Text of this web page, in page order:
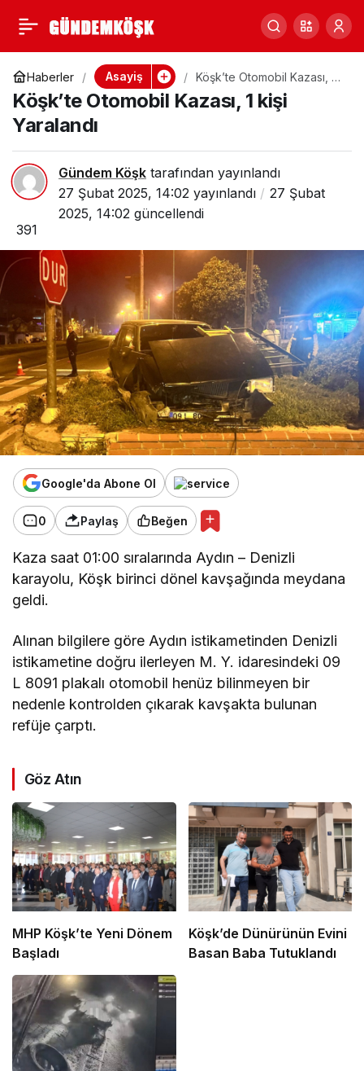
Haberler Asayiş
Köşk’te Otomobil Kazası, 1
kişi Yaralandı
Köşk’te Otomobil Kazası, 1 kişi
Yaralandı
Gündem Köşk tarafından yayınlandı
27 Şubat 2025, 14:02 yayınlandı
27 Şubat
2025, 14:02 güncellendi
391
Google'da Abone Ol
0 Paylaş Beğen
Kaza saat 01:00 sıralarında Aydın – Denizli
karayolu, Köşk birinci dönel kavşağında meydana
geldi.
Alınan bilgilere göre Aydın istikametinden Denizli
istikametine doğru ilerleyen M. Y. idaresindeki 09
L 8091 plakalı otomobil henüz bilinmeyen bir
nedenle kontrolden çıkarak kavşakta bulunan
refüje çarptı.
Göz Atın
MHP Köşk’te Yeni Dönem
Başladı
Köşk’de Dünürünün Evini
Basan Baba Tutuklandı
Köşk’te Kontrolünü
Kaybeden Bir
Kamyon Yan Refüje
Çıktı
0 Paylaş